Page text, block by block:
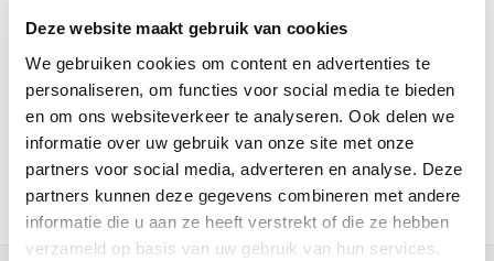
Deze website maakt gebruik van cookies
We gebruiken cookies om content en advertenties te
personaliseren, om functies voor social media te bieden
en om ons websiteverkeer te analyseren. Ook delen we
informatie over uw gebruik van onze site met onze
partners voor social media, adverteren en analyse. Deze
partners kunnen deze gegevens combineren met andere
informatie die u aan ze heeft verstrekt of die ze hebben
verzameld op basis van uw gebruik van hun services.